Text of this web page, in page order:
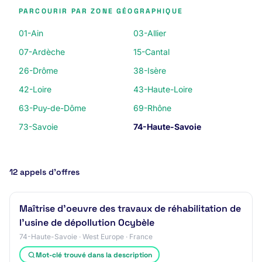
PARCOURIR PAR ZONE GÉOGRAPHIQUE
01-Ain
03-Allier
07-Ardèche
15-Cantal
26-Drôme
38-Isère
42-Loire
43-Haute-Loire
63-Puy-de-Dôme
69-Rhône
73-Savoie
74-Haute-Savoie
12 appels d’offres
Maîtrise d'oeuvre des travaux de réhabilitation de
l'usine de dépollution Ocybèle
74-Haute-Savoie · West Europe · France
Mot-clé trouvé dans la description